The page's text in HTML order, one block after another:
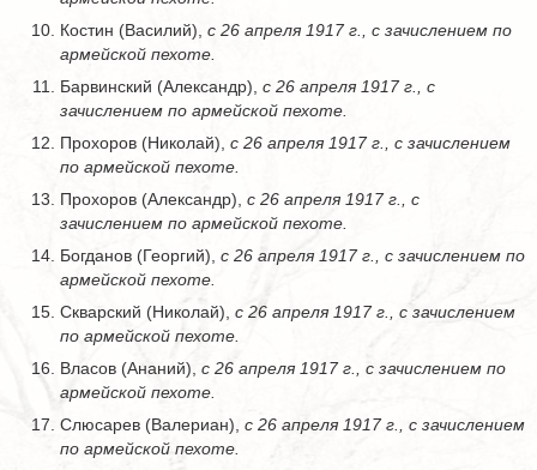
Костин (Bacилий), с 26 апреля 1917 г., с зачислением по
армейской пехоте.
Барвинский (Александр), с 26 апреля 1917 г., с
зачислением по армейской пехоте.
Прохоров (Николай), с 26 апреля 1917 г., с зачислением
по армейской пехоте.
Прохоров (Александр), с 26 апреля 1917 г., с
зачислением по армейской пехоте.
Богданов (Георгий), с 26 апреля 1917 г., с зачислением по
армейской пехоте.
Скварский (Николай), с 26 апреля 1917 г., с зачислением
по армейской пехоте.
Власов (Ананий), с 26 апреля 1917 г., с зачислением по
армейской пехоте.
Слюсарев (Валериан), с 26 апреля 1917 г., с зачислением
по армейской пехоте.